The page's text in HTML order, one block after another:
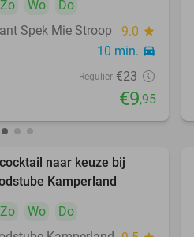
Zo Wo
Do
Spek Mie Stroop
9.0 star
10 min. directions_car
Regulier €23
€9,95
naar keuze bij
Kamperland
Zo Wo
Do